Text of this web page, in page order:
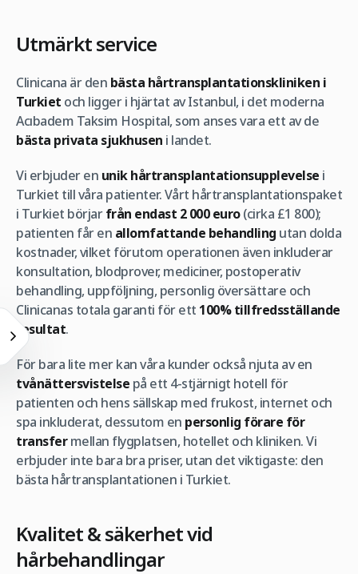
Utmärkt service
Clinicana är den bästa hårtransplantationskliniken i
Turkiet och ligger i hjärtat av Istanbul, i det moderna
Acıbadem Taksim Hospital, som anses vara ett av de
bästa privata sjukhusen i landet.
Vi erbjuder en unik hårtransplantationsupplevelse i
Turkiet till våra patienter. Vårt hårtransplantationspaket
i Turkiet börjarfrån endast 2 000 euro(cirka £1 800);
patienten får en allomfattande behandling utan dolda
kostnader, vilket förutom operationen även inkluderar
konsultation, blodprover, mediciner, postoperativ
behandling, uppföljning, personlig översättare och
Clinicanas totala garanti för ett 100% tillfredsställande
resultat.
För bara lite mer kan våra kunder också njuta av en
tvånättersvistelse på ett 4-stjärnigt hotell för
patienten och hens sällskap med frukost, internet och
spa inkluderat, dessutom en personlig förare för
transfermellan flygplatsen, hotellet och kliniken. Vi
erbjuder inte bara bra priser, utan det viktigaste: den
bästa hårtransplantationen i Turkiet.
Kvalitet & säkerhet vid
hårbehandlingar